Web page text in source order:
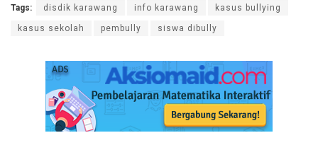
Tags: disdik karawang info karawang kasus bullying
kasus sekolah pembully siswa dibully